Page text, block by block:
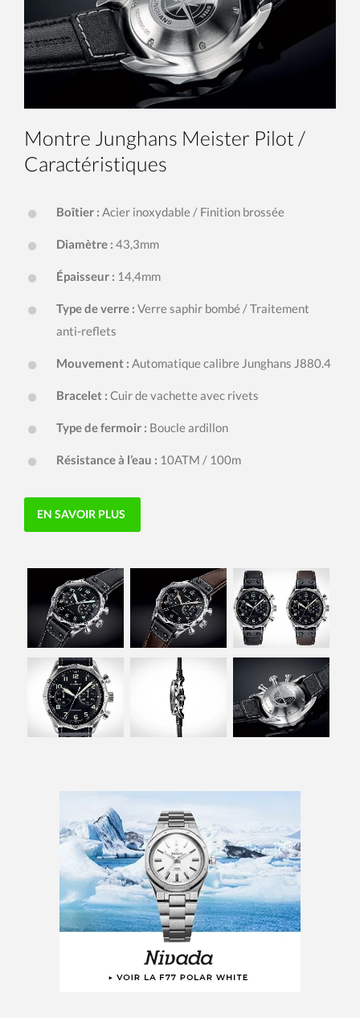
Montre Junghans Meister Pilot /
Caractéristiques
Boîtier : Acier inoxydable / Finition brossée
Diamètre : 43,3mm
Épaisseur : 14,4mm
Type de verre : Verre saphir bombé / Traitement
anti-reflets
Mouvement : Automatique calibre Junghans J880.4
Bracelet : Cuir de vachette avec rivets
Type de fermoir : Boucle ardillon
Résistance à l’eau : 10ATM / 100m
EN SAVOIR PLUS